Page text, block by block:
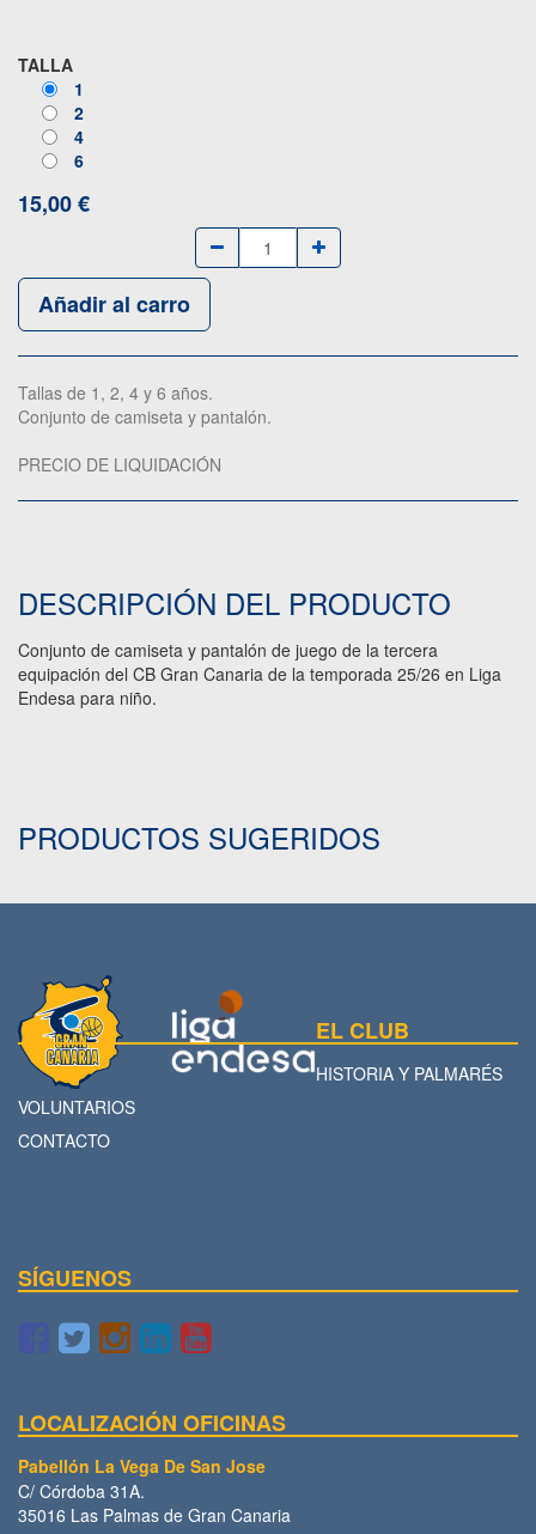
TALLA
1
2
4
6
15,00€
Añadir al carro
Tallas de 1, 2, 4 y 6 años.
Conjunto de camiseta y pantalón.
PRECIO DE LIQUIDACIÓN
DESCRIPCIÓN DEL PRODUCTO
Conjunto de camiseta y pantalón de juego de la tercera
equipación del CB Gran Canaria de la temporada 25/26 en Liga
Endesa para niño.
PRODUCTOS SUGERIDOS
EL CLUB
HISTORIA Y PALMARÉS
VOLUNTARIOS
CONTACTO
SÍGUENOS
LOCALIZACIÓN OFICINAS
Pabellón La Vega De San Jose
C/ Córdoba 31A.
35016 Las Palmas de Gran Canaria